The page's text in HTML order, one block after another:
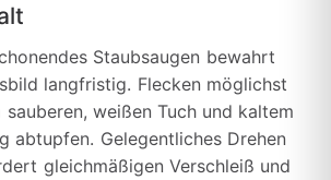
Staubsaugen bewahrt
langfristig. Flecken möglichst
weißen Tuch und kaltem
abtupfen. Gelegentliches Drehen
gleichmäßigen Verschleiß und